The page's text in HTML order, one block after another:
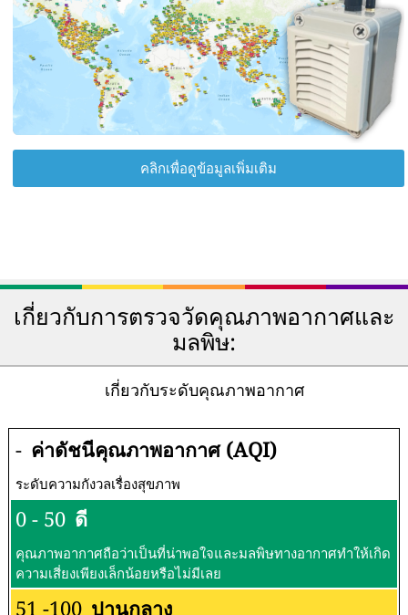
คลิกเพื่อดูข้อมูลเพิ่มเติม
เกี่ยวกับการตรวจวัดคุณภาพอากาศและ
มลพิษ:
เกี่ยวกับระดับคุณภาพอากาศ
- ค่าดัชนีคุณภาพอากาศ (AQI)
ระดับความกังวลเรื่องสุขภาพ
0 - 50 ดี
คุณภาพอากาศถือว่าเป็นที่น่าพอใจและมลพิษทางอากาศทำให้เกิด
ความเสี่ยงเพียงเล็กน้อยหรือไม่มีเลย
51 -100 ปานกลาง